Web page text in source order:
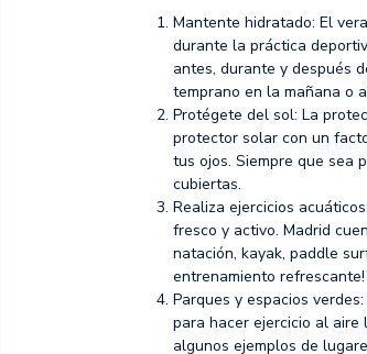
Mantente hidratado: El
durante la práctica
antes, durante y después
temprano en la mañana o
Protégete del sol: La
protector solar con un
tus ojos. Siempre que sea
cubiertas.
Realiza ejercicios
fresco y activo. Madrid
natación, kayak, paddle
entrenamiento refrescante!
Parques y espacios
para hacer ejercicio al aire
algunos ejemplos de